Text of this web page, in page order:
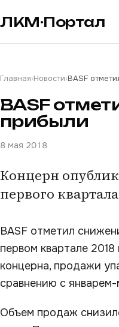
ЛКМ·Портал
Главная›Новости›BASF
BASF
прибыли
8 мая 2018
Концерн
первого
BASF отметил
первом квартале
концерна, продажи
сравнению с
Объем продаж